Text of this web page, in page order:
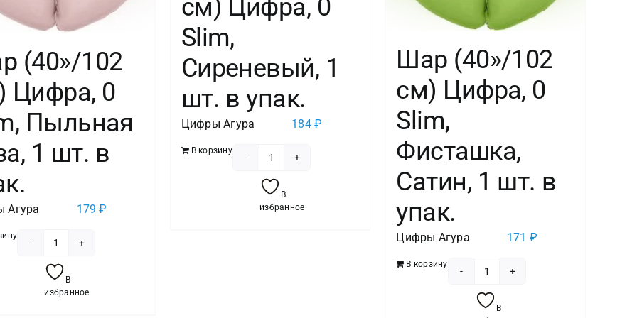
(40»/102
Цифра, 0
Пыльная
1 шт. в
Агура 179₽
товара
Шар
В
избранное
см) Цифра, 0
Slim,
Сиреневый, 1
шт. в упак.
Цифры Агура 184₽
В корзину
товара
Шар
В
избранное
Шар (40»/102
см) Цифра, 0
Slim,
Фисташка,
Сатин, 1 шт. в
упак.
Цифры Агура 171 ₽
В корзину
товара
В